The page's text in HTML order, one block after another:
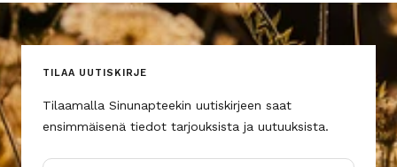
TILAA UUTISKIRJE
Tilaamalla Sinunapteekin uutiskirjeen saat
ensimmäisenä tiedot tarjouksista ja uutuuksista.